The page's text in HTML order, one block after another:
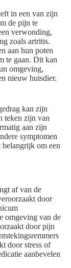
in een van zijn
de pijn te
verwonding,
zoals artritis.
aan hun poten
te gaan. Dit kan
omgeving,
nieuw huisdier.
kan zijn
teken zijn van
aan zijn
symptomen
om een
af van de
door
omgeving van de
door pijn
door stress of
aanbevelen